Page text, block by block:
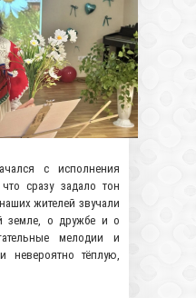
с исполнения
сразу задало тон
жителей звучали
земле, о дружбе и о
мелодии и
невероятно тёплую,